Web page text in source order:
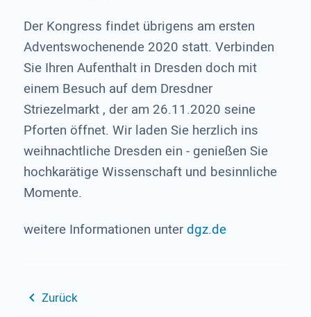
Der Kongress findet übrigens am ersten
Adventswochenende 2020 statt. Verbinden
Sie Ihren Aufenthalt in Dresden doch mit
einem Besuch auf dem Dresdner
Striezelmarkt , der am 26.11.2020 seine
Pforten öffnet. Wir laden Sie herzlich ins
weihnachtliche Dresden ein - genießen Sie
hochkarätige Wissenschaft und besinnliche
Momente.
weitere Informationen unterdgz.de
Zurück